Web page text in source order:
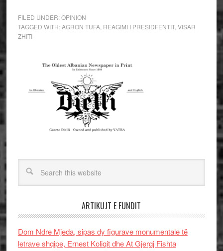
FILED UNDER:OPINION
TAGGED WITH:AGRON TUFA, REAGIMI I PRESIDFENTIT, VISAR
ZHITI
ARTIKUJT E FUNDIT
Dom Ndre Mjeda, sipas dy figurave monumentale të
letrave shqipe, Ernest Koliqit dhe At Gjergj Fishta